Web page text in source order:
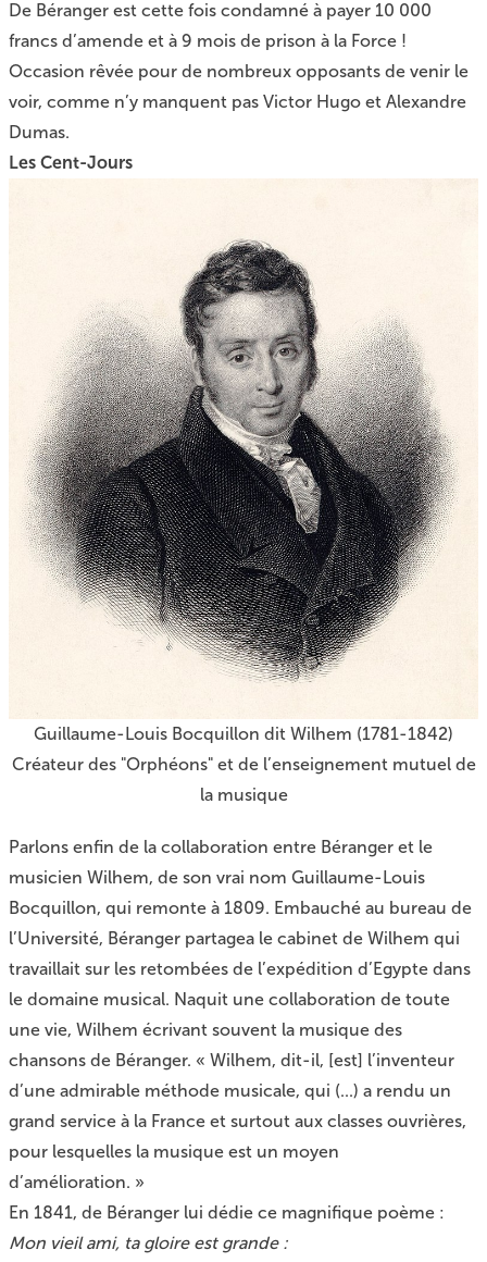
De Béranger est cette fois condamné à payer 10 000
francs d’amende et à 9 mois de prison à la Force !
Occasion rêvée pour de nombreux opposants de venir le
voir, comme n’y manquent pas Victor Hugo et Alexandre
Dumas.
Les Cent-Jours
Guillaume-Louis Bocquillon dit Wilhem (1781-1842)
Créateur des "Orphéons" et de l’enseignement mutuel de
la musique
Parlons enfin de la collaboration entre Béranger et le
musicien Wilhem, de son vrai nom Guillaume-Louis
Bocquillon, qui remonte à 1809. Embauché au bureau de
l’Université, Béranger partagea le cabinet de Wilhem qui
travaillait sur les retombées de l’expédition d’Egypte dans
le domaine musical. Naquit une collaboration de toute
une vie, Wilhem écrivant souvent la musique des
chansons de Béranger. « Wilhem, dit-il, [est] l’inventeur
d’une admirable méthode musicale, qui (...) a rendu un
grand service à la France et surtout aux classes ouvrières,
pour lesquelles la musique est un moyen
d’amélioration. »
En 1841, de Béranger lui dédie ce magnifique poème :
Mon vieil ami, ta gloire est grande :